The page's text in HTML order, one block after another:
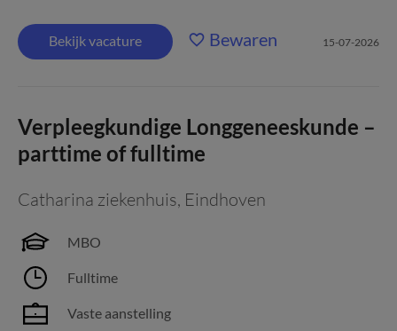
Bekijk vacature Bewaren 15-07-2026
Verpleegkundige Longgeneeskunde –
parttime of fulltime
Catharina ziekenhuis, Eindhoven
MBO
Fulltime
Vaste aanstelling